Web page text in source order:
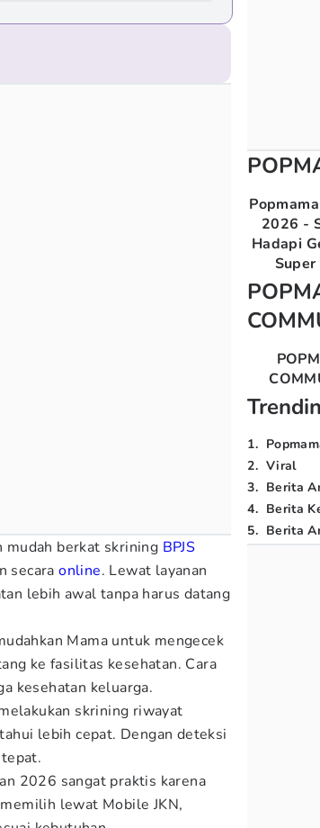
mudah berkat skrining BPJS
secaraonline. Lewat layanan
lebih awal tanpa harus datang
Mama untuk mengecek
ke fasilitas kesehatan. Cara
kesehatan keluarga.
skrining riwayat
lebih cepat. Dengan deteksi
2026 sangat praktis karena
lewat Mobile JKN,
2026 -
Hadapi
1.
2. Viral
3. Berita
4. Berita
5. Berita